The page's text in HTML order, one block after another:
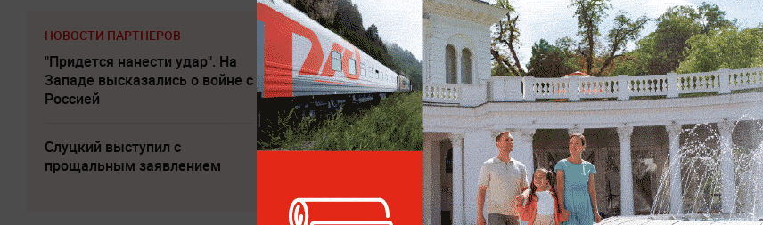
НОВОСТИ ПАРТНЕРОВ
"Придется нанести удар". На
Западе высказались о войне с
Россией
Песков: СВО может
завершиться в ближайшие
часы
Россиянам рассказали, когда
придут пенсии в августе 2026
года
Слуцкий выступил с
прощальным заявлением
Соседов: Пугачева
безнадежно постарела
Украина требует от Европы
вступить в войну против
России